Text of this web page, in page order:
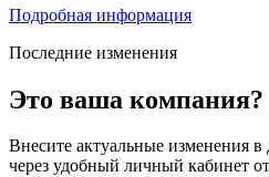
Подробная информация
Последние изменения
Это ваша компания?
Внесите актуальные изменения
через удобный личный кабинет